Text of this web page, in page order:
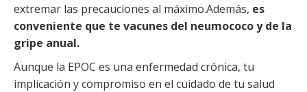
extremar las precauciones al máximo.Además, es
conveniente que te vacunes del neumococo y de la
gripe anual.
Aunque la EPOC es una enfermedad crónica, tu
implicación y compromiso en el cuidado de tu salud